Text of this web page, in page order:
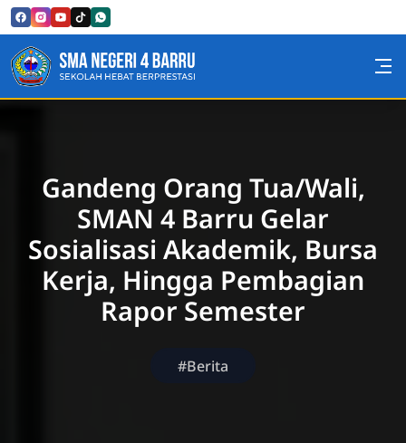
Skip to Content
SMA Negeri 4 Barru
Gandeng Orang Tua/Wali,
SMAN 4 Barru Gelar
Sosialisasi Akademik, Bursa
Kerja, Hingga Pembagian
Rapor Semester
#Berita